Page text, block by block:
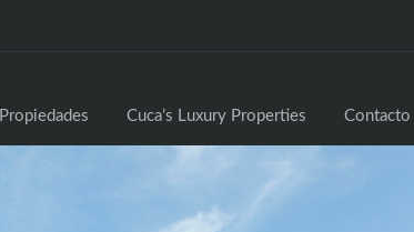
Propiedades Cuca’s Luxury Properties Contacto